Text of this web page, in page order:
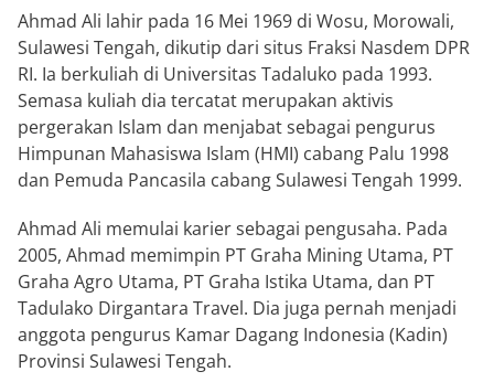
Ahmad Ali lahir pada 16 Mei 1969 di Wosu, Morowali,
Sulawesi Tengah, dikutip dari situs Fraksi Nasdem DPR
RI. Ia berkuliah di Universitas Tadaluko pada 1993.
Semasa kuliah dia tercatat merupakan aktivis
pergerakan Islam dan menjabat sebagai pengurus
Himpunan Mahasiswa Islam (HMI) cabang Palu 1998
dan Pemuda Pancasila cabang Sulawesi Tengah 1999.
Ahmad Ali memulai karier sebagai pengusaha. Pada
2005, Ahmad memimpin PT Graha Mining Utama, PT
Graha Agro Utama, PT Graha Istika Utama, dan PT
Tadulako Dirgantara Travel. Dia juga pernah menjadi
anggota pengurus Kamar Dagang Indonesia (Kadin)
Provinsi Sulawesi Tengah.